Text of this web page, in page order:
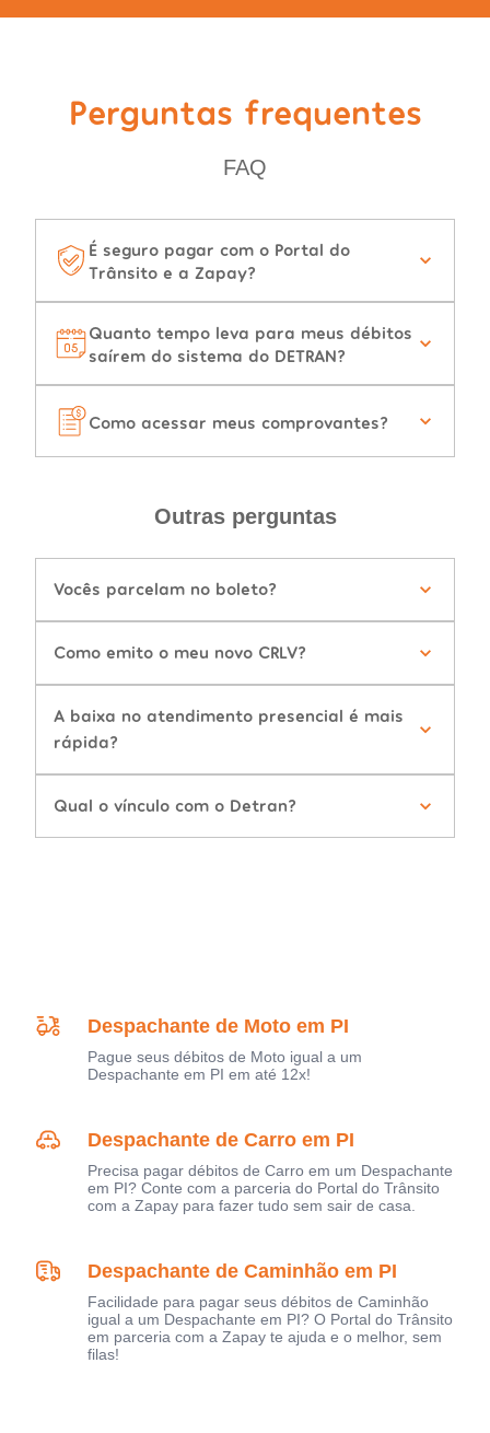
Perguntas frequentes
FAQ
É seguro pagar com o Portal do
Trânsito e a Zapay?
Quanto tempo leva para meus débitos
saírem do sistema do DETRAN?
Como acessar meus comprovantes?
Outras perguntas
Vocês parcelam no boleto?
Como emito o meu novo CRLV?
A baixa no atendimento presencial é mais
rápida?
Qual o vínculo com o Detran?
Despachante de Moto em PI
Pague seus débitos de Moto igual a um
Despachante em PI em até 12x!
Despachante de Carro em PI
Precisa pagar débitos de Carro em um Despachante
em PI? Conte com a parceria do Portal do Trânsito
com a Zapay para fazer tudo sem sair de casa.
Despachante de Caminhão em PI
Facilidade para pagar seus débitos de Caminhão
igual a um Despachante em PI? O Portal do Trânsito
em parceria com a Zapay te ajuda e o melhor, sem
filas!